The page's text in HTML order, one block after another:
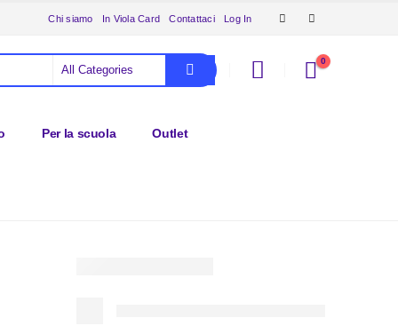
Chi siamo In Viola Card Contattaci Log In
0
Per la scuola Outlet